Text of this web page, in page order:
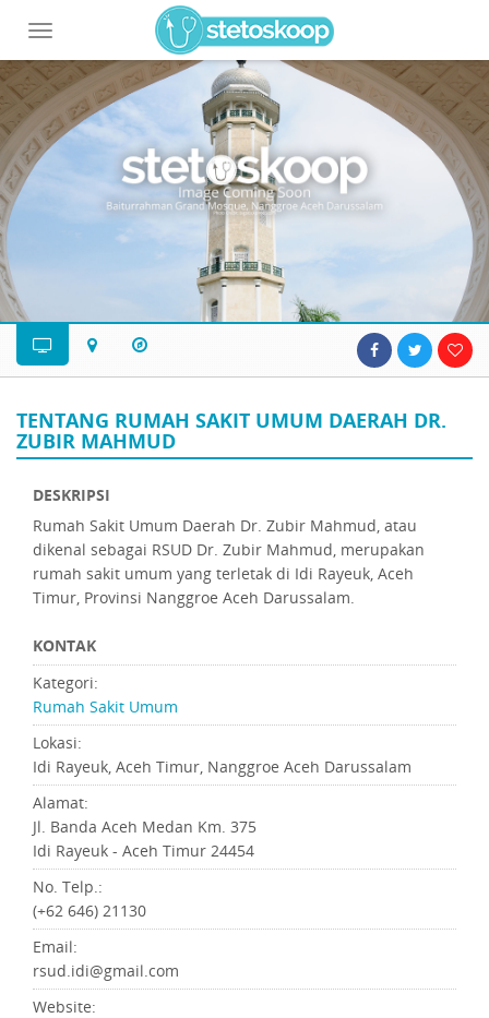
Toggle
navigation
TENTANG RUMAH SAKIT UMUM DAERAH DR.
ZUBIR MAHMUD
DESKRIPSI
Rumah Sakit Umum Daerah Dr. Zubir Mahmud, atau
dikenal sebagai RSUD Dr. Zubir Mahmud, merupakan
rumah sakit umum yang terletak di Idi Rayeuk, Aceh
Timur, Provinsi Nanggroe Aceh Darussalam.
KONTAK
Kategori:
Rumah Sakit Umum
Lokasi:
Idi Rayeuk, Aceh Timur, Nanggroe Aceh Darussalam
Alamat:
Jl. Banda Aceh Medan Km. 375
Idi Rayeuk - Aceh Timur 24454
No. Telp.:
(+62 646) 21130
Email:
rsud.idi@gmail.com
Website: